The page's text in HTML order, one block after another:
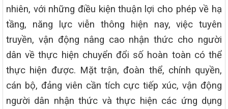
nhiên, với những điều kiện thuận lợi cho phép về hạ
tầng, năng lực viễn thông hiện nay, việc tuyên
truyền, vận động nâng cao nhận thức cho người
dân về thực hiện chuyển đổi số hoàn toàn có thể
thực hiện được. Mặt trận, đoàn thể, chính quyền,
cán bộ, đảng viên cần tích cực tiếp xúc, vận động
người dân nhận thức và thực hiện các ứng dụng